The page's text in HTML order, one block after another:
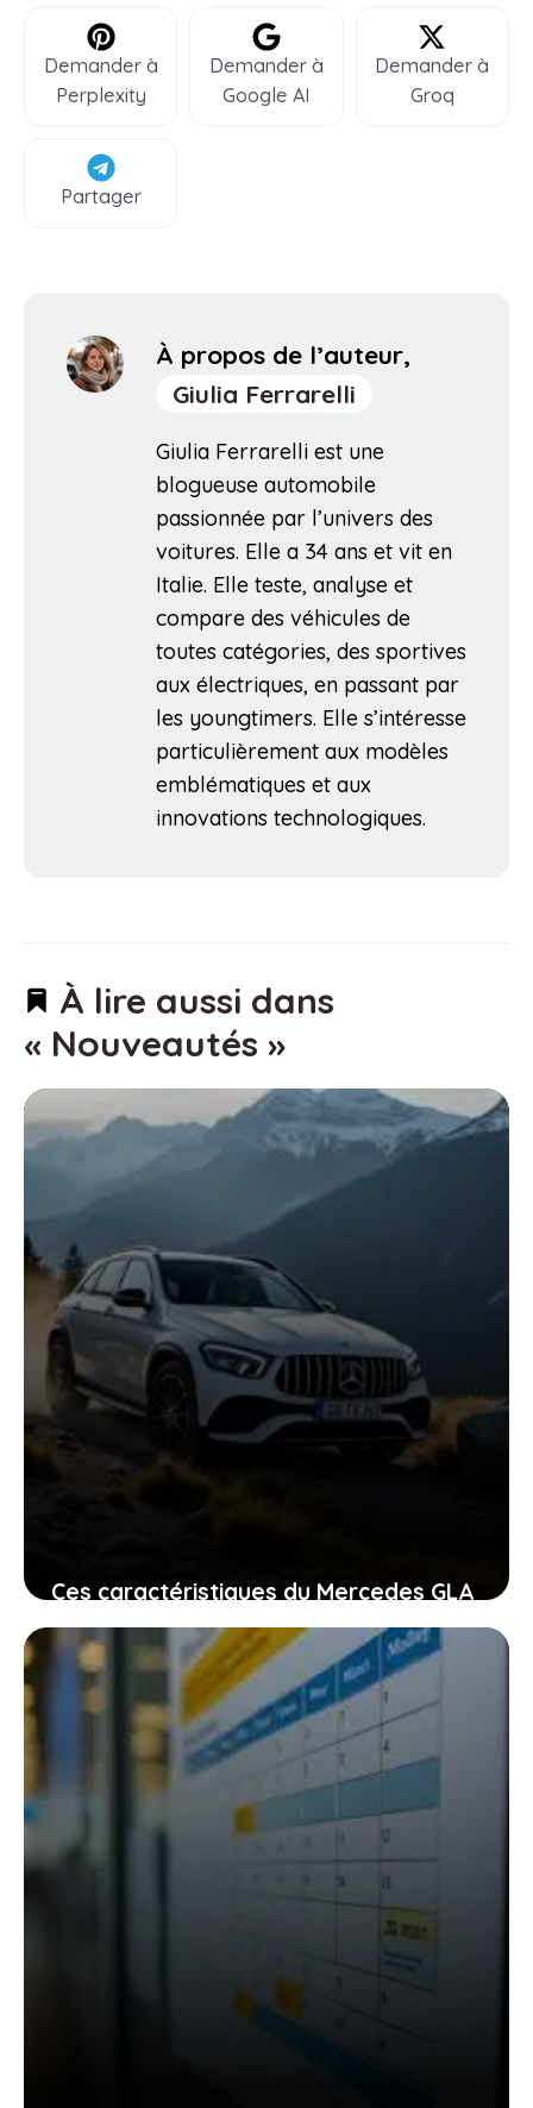
Demander à
Perplexity
Demander à
Google AI
Demander à
Groq
Partager
À propos de l’auteur,
Giulia Ferrarelli
Giulia Ferrarelli est une
blogueuse automobile
passionnée par l’univers des
voitures. Elle a 34 ans et vit en
Italie. Elle teste, analyse et
compare des véhicules de
toutes catégories, des sportives
aux électriques, en passant par
les youngtimers. Elle s’intéresse
particulièrement aux modèles
emblématiques et aux
innovations technologiques.
À lire aussi dans
« Nouveautés »
Ces caractéristiques du Mercedes GLA
qui font vibrer les passionnés
d’élégance et d’aventure
27 janvier 2026